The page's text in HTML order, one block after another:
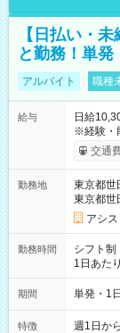
【日払い・
と勤務！単
アルバイト 職種
給与
日給
※経験・能
間】試
交通
勤務地
東京都世
東京都世
アシ
勤務時間
シフト制
1日あた
勤務 勤務：
可能です！ ※1日あたりの最大実働時間は日勤、
期間 単発・1
特徴
週1日か